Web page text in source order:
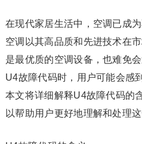
在现代家居生活中，空调已成
空调以其高品质和先进技术在
是最优质的空调设备，也难免
U4故障代码时，用户可能会感
本文将详细解释U4故障代码的
以帮助用户更好地理解和处理这